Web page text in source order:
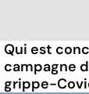
Qui est
campagne
grippe-